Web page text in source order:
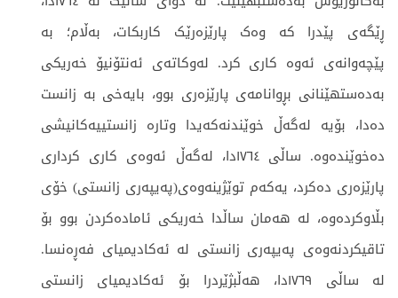
ڕێگەی پێدرا کە وەک پارێزەرێک کاربکات، بەڵام؛ بە
پێچەوانەی ئەوە کاری کرد. لەوکاتەی ئەنتۆنیۆ خەریکی
بەدەستھێنانی بڕوانامەی پارێزەری بوو، بایەخی بە زانست
دەدا، بۆیە لەگەڵ خوێندنەکەیدا وتارە زانستییەکانیشی
دەخوێندەوە. ساڵی ١٧٦٤دا، لەگەڵ ئەوەی کاری کرداری
پارێزەری دەکرد، یەکەم توێژینەوەی(پەیپەری زانستی) خۆی
بڵاوکردەوە، لە ھەمان ساڵدا خەریکی ئامادەکردن بوو بۆ
تاقیکردنەوەی پەیپەری زانستی لە ئەکادیمیای فەڕەنسا.
لە ساڵی ١٧٦٩دا، ھەڵبژێردرا بۆ ئەکادیمیای زانستی